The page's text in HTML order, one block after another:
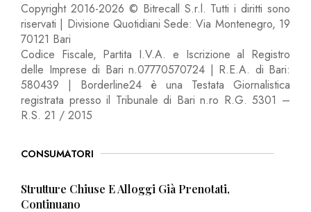
Copyright 2016-2026 © Bitrecall S.r.l. Tutti i diritti sono
riservati | Divisione Quotidiani Sede: Via Montenegro, 19
70121 Bari
Codice Fiscale, Partita I.V.A. e Iscrizione al Registro
delle Imprese di Bari n.07770570724 | R.E.A. di Bari:
580439 | Borderline24 è una Testata Giornalistica
registrata presso il Tribunale di Bari n.ro R.G. 5301 –
R.S. 21 / 2015
CONSUMATORI
Strutture Chiuse E Alloggi Già Prenotati,
Continuano